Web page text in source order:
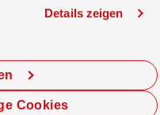
Details zeigen
Cookies